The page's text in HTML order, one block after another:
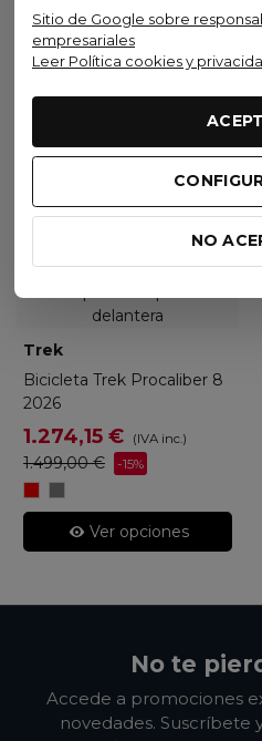
Sitio de Google sobre
empresariales
Leer Política cookies y
NO
Ver opciones
Visto recientemente
No disponible
Trek
Bicicleta Trek Procaliber 8
2026
1.274,15 € (IVA inc.)
1.499,00 € -15%
Grey Ver opciones
No te
Accede a promociones
novedades. Suscríbete